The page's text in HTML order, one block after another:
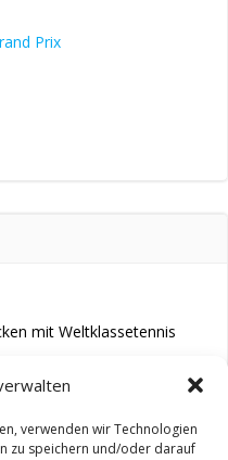
verwenden wir Technologien
zu speichern und/oder darauf
Prix
mit Weltklassetennis